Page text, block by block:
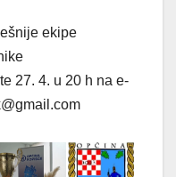
ekipe
27. 4. u 20 h na e-